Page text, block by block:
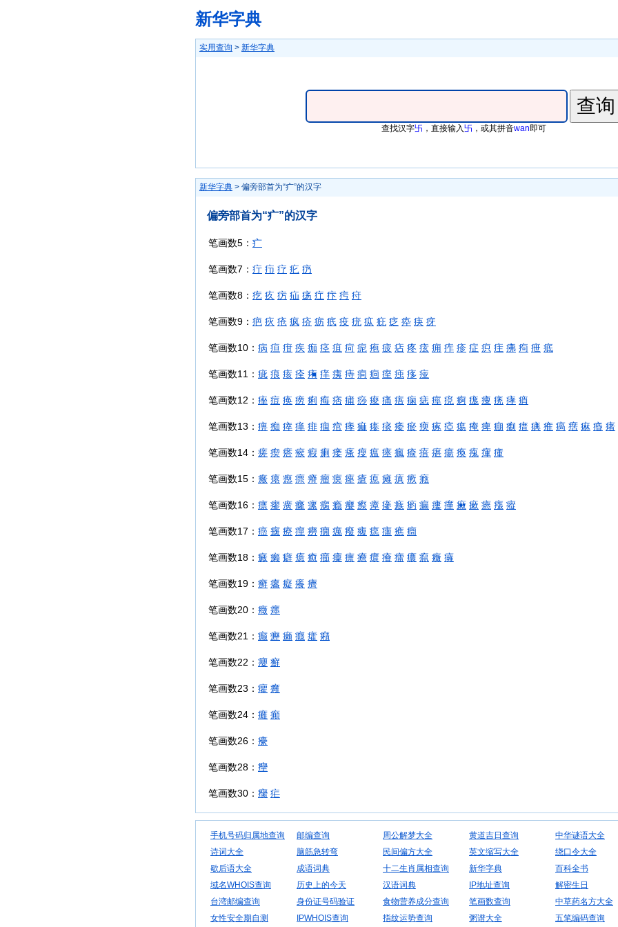
新华字典
实用查询 > 新华字典
查找汉字卐 ，直接输入卐 ，或其拼音wan即可
新华字典 > 偏旁部首为“疒”的汉字
偏旁部首为“疒”的汉字
笔画数5： 疒
笔画数7： 疔 疖 疗 疕 疓
笔画数8： 疙 疚 疠 疝 疡 疘 疜 疞 疛
笔画数9： 疤 疢 疮 疯 疥 疬 疧 疫 疣 疭 疪 疺 疩 疦 疨
笔画数10： 病 疸 疳 疾 痂 痉 疽 疴 痆 疱 疲 痁 疼 痃 痈 痄 疹 症 疻 疰 疿 痀 疶 疷
笔画数11： 疵 痕 痎 痊 痏 痒 痍 痔 痌 痐 痓 痋 痑 痖
笔画数12： 痤 痘 痪 痨 痢 痗 痞 痡 痧 痠 痛 痦 痫 痣 痙 痥 痾 痝 痩 痜 痚 痟
笔画数13： 痹 痴 瘁 瘅 痱 痼 痯 痵 痲 瘆 痰 痿 瘀 瘐 瘃 瘂 痬 痷 痺 痭 痸 瘄 痶 痽 瘑 瘔 痳 痻 瘏
笔画数14： 瘥 瘈 瘩 瘊 瘕 瘌 瘘 瘙 瘦 瘟 瘗 瘋 瘉 瘖 瘎 瘍 瘓 瘣 瘒 瘇
笔画数15： 瘢 瘪 瘛 瘝 瘠 瘤 瘼 瘞 瘡 瘜 瘫 瘨 瘚 癊
笔画数16： 瘭 瘳 癀 癃 瘰 瘸 瘾 瘿 瘵 瘴 瘮 瘯 瘹 瘺 瘻 瘽 瘷 瘶 瘱 瘬 瘲
笔画数17： 癌 癍 療 癉 癆 癇 癘 癈 癁 癋 癅 癄 癎
笔画数18： 癜 癞 癖 癔 癒 癤 癛 癝 癚 癏 癐 癗 癑 癙 癓 癕
笔画数19： 癣 癟 癡 癢 癠
笔画数20： 癥 癦
笔画数21： 癫 癧 癩 癮 癨 癪
笔画数22： 癭 癬
笔画数23： 癯 癰
笔画数24： 癱 癲
笔画数26： 癳
笔画数28： 癴
笔画数30： 癵 疟
手机号码归属地查询 邮编查询 周公解梦大全 黄道吉日查询
中华谜语大全
诗词大全
脑筋急转弯 民间偏方大全 英文缩写大全
绕口令大全
歇后语大全
成语词典 十二生肖属相查询 新华字典
百科全书
域名WHOIS查询
历史上的今天 汉语词典 IP地址查询
解密生日
台湾邮编查询
身份证号码验证 食物营养成分查询 笔画数查询
中草药名方大全
女性安全期自测
IPWHOIS查询 指纹运势查询 粥谱大全 五笔编码查询